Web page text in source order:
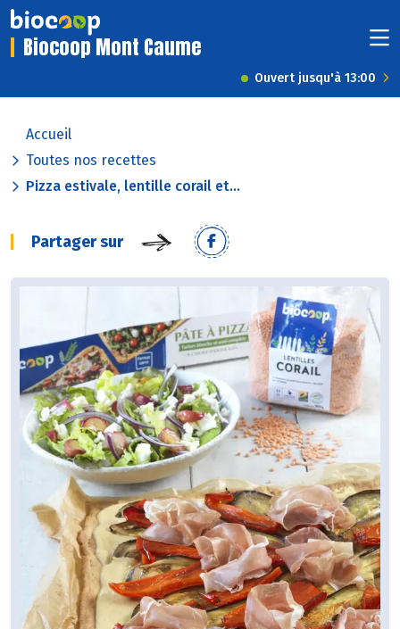
Biocoop Mont Caume
Ouvert jusqu'à 13:00
Accueil
Toutes nos recettes
Pizza estivale, lentille corail et...
Partager sur